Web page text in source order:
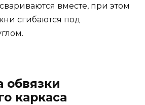
вместе, при этом
сгибаются под
обвязки
каркаса